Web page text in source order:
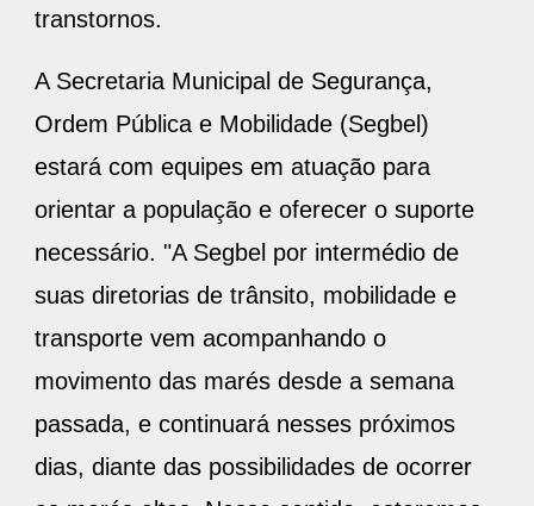
transtornos.
A Secretaria Municipal de Segurança,
Ordem Pública e Mobilidade (Segbel)
estará com equipes em atuação para
orientar a população e oferecer o suporte
necessário. "A Segbel por intermédio de
suas diretorias de trânsito, mobilidade e
transporte vem acompanhando o
movimento das marés desde a semana
passada, e continuará nesses próximos
dias, diante das possibilidades de ocorrer